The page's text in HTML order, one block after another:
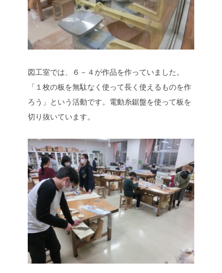
図工室では、６－４が作品を作っていました。
「１枚の板を無駄なく使って長く使えるものを作
ろう」という活動です。電動糸鋸盤を使って板を
切り抜いています。